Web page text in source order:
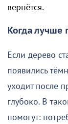
вернётся.
Когда лучше
Если дерево
появились
уходит после
глубоко. В
помогут: